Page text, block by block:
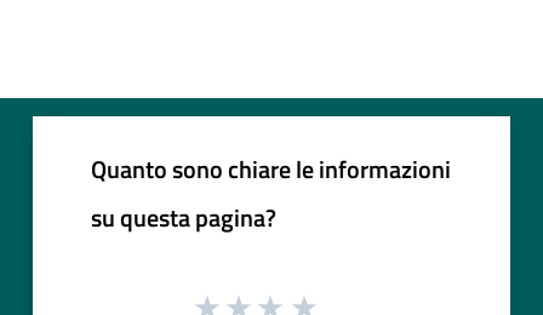
Quanto sono chiare le informazioni
su questa pagina?